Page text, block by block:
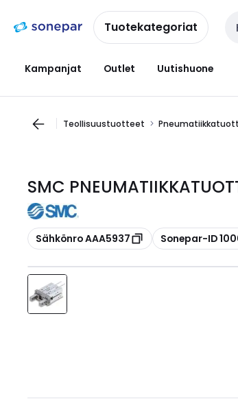
navigointiinsisältöönTuotekategoriat
Kampanjat Outlet Uutishuone
Teollisuustuotteet
SMC
Kopioi
Sähkönro AAA5937 Kopioi
Sonepar-ID